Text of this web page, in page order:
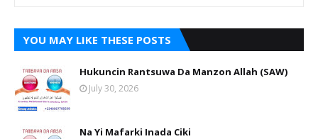
YOU MAY LIKE THESE POSTS
Hukuncin Rantsuwa Da Manzon Allah (SAW)
July 30, 2026
Na Yi Mafarki Inada Ciki